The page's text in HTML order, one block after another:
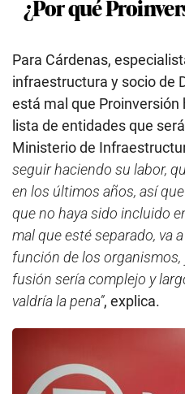
lista de entidades que
seguir haciendo su labor,
en los últimos años, así
que no haya sido incluido
mal que esté separado, va
función de los organismos,
fusión sería complejo y
valdría la pena” , explica.